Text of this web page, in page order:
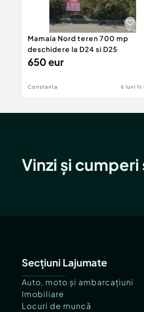
Mamaia Nord teren 700 mp
deschidere la D24 si D25
650 eur
Constanta 6 luni în
Vinzi și
Secțiuni Lajumate
Auto, moto și ambarcațiuni
Imobiliare
Locuri de muncă